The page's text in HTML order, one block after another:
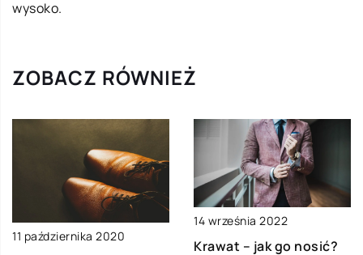
wysoko.
ZOBACZ RÓWNIEŻ
11 października 2020
14 września 2022
Krawat – jak go nosić?